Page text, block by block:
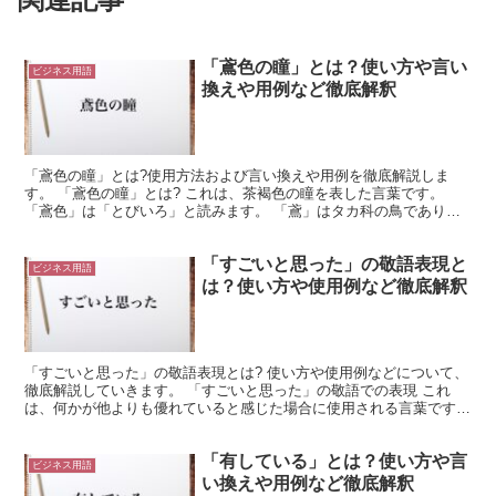
ビジネス用語
「鳶色の瞳」とは？使い方や言い
換えや用例など徹底解釈
「鳶色の瞳」とは?使用方法および言い換えや用例を徹底解説しま
す。 「鳶色の瞳」とは? これは、茶褐色の瞳を表した言葉です。
「鳶色」は「とびいろ」と読みます。 「鳶」はタカ科の鳥であり、
ビジネス用語
「すごいと思った」の敬語表現と
は？使い方や使用例など徹底解釈
「すごいと思った」の敬語表現とは? 使い方や使用例などについて、
徹底解説していきます。 「すごいと思った」の敬語での表現 これ
は、何かが他よりも優れていると感じた場合に使用される言葉です。
ビジネス用語
「有している」とは？使い方や言
い換えや用例など徹底解釈